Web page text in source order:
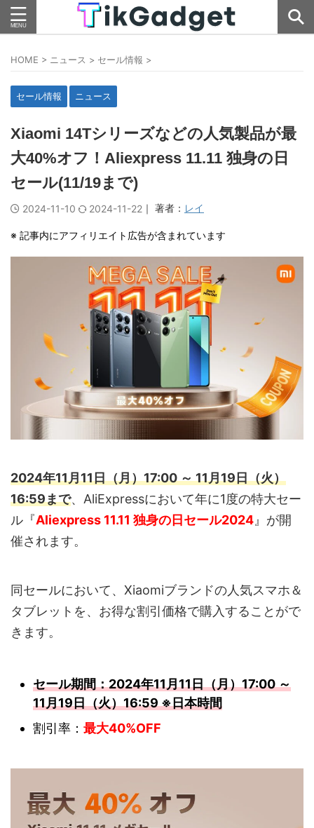
HOME > ニュース > セール情報 >
セール情報 ニュース
Xiaomi 14Tシリーズなどの人気製品が最
大40%オフ！Aliexpress 11.11 独身の日
セール(11/19まで)
2024-11-10 2024-11-22 ｜ 著者： レイ
※ 記事内にアフィリエイト広告が含まれています
2024年11月11日（月）17:00 ～ 11月19日（火）
16:59まで、AliExpressにおいて年に1度の特大セー
ル『Aliexpress 11.11 独身の日セール2024』が開
催されます。
同セールにおいて、Xiaomiブランドの人気スマホ＆
タブレットを、お得な割引価格で購入することがで
きます。
セール期間：2024年11月11日（月）17:00 ～
11月19日（火）16:59 ※日本時間
割引率： 最大40%OFF